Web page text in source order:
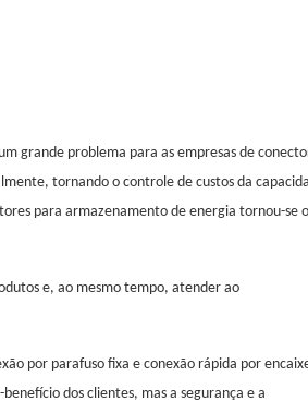
grande problema para as empresas de
tornando o controle de custos da
para armazenamento de energia tornou-se o
e, ao mesmo tempo, atender ao
por parafuso fixa e conexão rápida por
dos clientes, mas a segurança e a